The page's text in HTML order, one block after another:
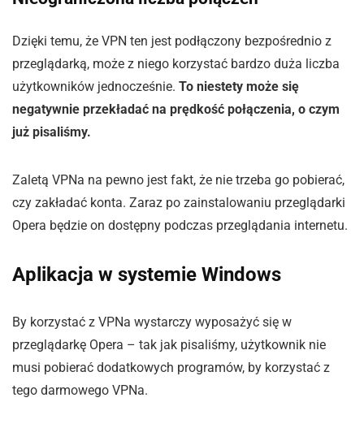
Dzięki temu, że VPN ten jest podłączony bezpośrednio z
przeglądarką, może z niego korzystać bardzo duża liczba
użytkowników jednocześnie. To niestety może się
negatywnie przekładać na prędkość połączenia, o czym
już pisaliśmy.
Zaletą VPNa na pewno jest fakt, że nie trzeba go pobierać,
czy zakładać konta. Zaraz po zainstalowaniu przeglądarki
Opera będzie on dostępny podczas przeglądania internetu.
Aplikacja w systemie Windows
By korzystać z VPNa wystarczy wyposażyć się w
przeglądarkę Opera – tak jak pisaliśmy, użytkownik nie
musi pobierać dodatkowych programów, by korzystać z
tego darmowego VPNa.